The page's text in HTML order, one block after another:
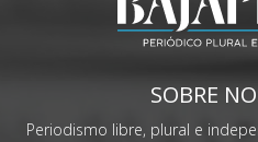
SOBRE
Periodismo libre, plural e